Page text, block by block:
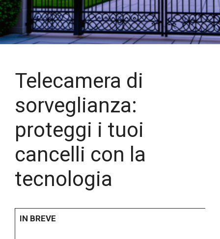
Telecamera di
sorveglianza:
proteggi i tuoi
cancelli con la
tecnologia
IN BREVE